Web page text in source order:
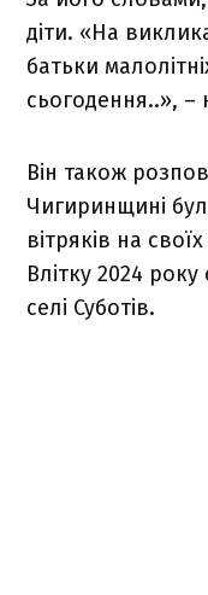
діти. «На
батьки
сьогодення..»,
Він також
Чигиринщині
вітряків на
Влітку 2024
селі Суботів.